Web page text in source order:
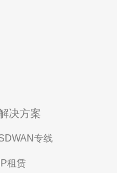
决方案
专线
IP租赁